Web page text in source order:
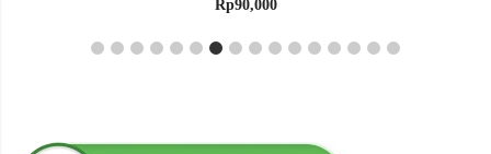
Rp90,000